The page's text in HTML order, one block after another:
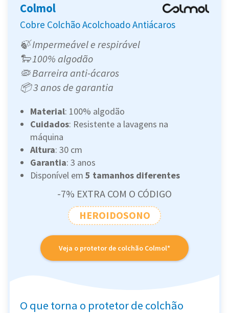
Colmol
Cobre Colchão Acolchoado Antiácaros
🍃 Impermeável e respirável
🐑 100% algodão
🦠 Barreira anti-ácaros
📦 3 anos de garantia
Material: 100% algodão
Cuidados: Resistente a lavagens na
máquina
Altura: 30 cm
Garantia: 3 anos
Disponível em 5 tamanhos diferentes
-7% EXTRA COM O CÓDIGO
HEROIDOSONO
Veja o protetor de colchão Colmol*
O que torna o protetor de colchão